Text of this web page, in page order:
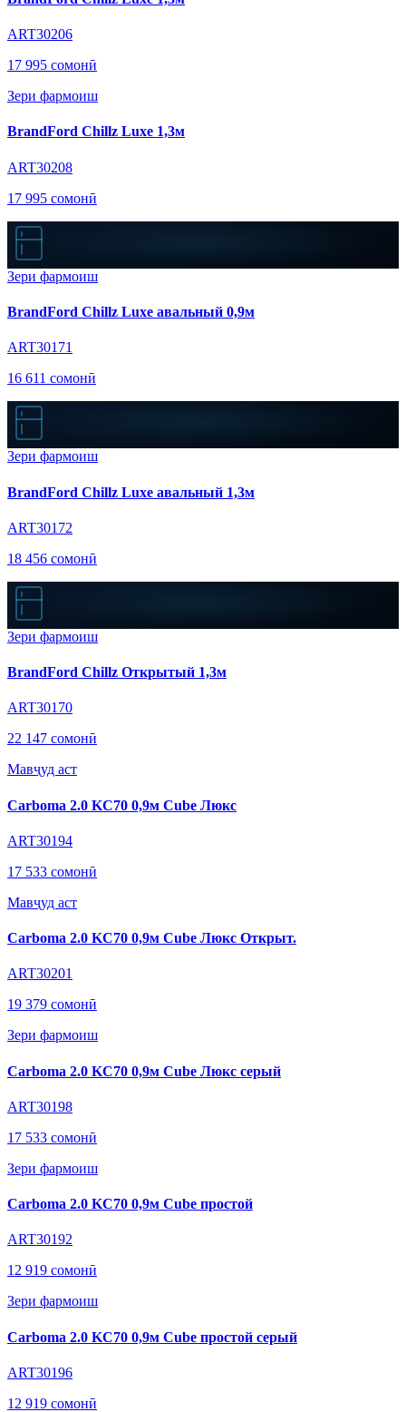
ART30206
17 995 сомонӣ
Зери фармоиш
BrandFord Chillz Luxe 1,3м
ART30208
17 995 сомонӣ
Зери фармоиш
BrandFord Chillz Luxe авальный 0,9м
ART30171
16 611 сомонӣ
Зери фармоиш
BrandFord Chillz Luxe авальный 1,3м
ART30172
18 456 сомонӣ
Зери фармоиш
BrandFord Chillz Открытый 1,3м
ART30170
22 147 сомонӣ
Мавҷуд аст
Carboma 2.0 KC70 0,9м Cube Люкс
ART30194
17 533 сомонӣ
Мавҷуд аст
Carboma 2.0 KC70 0,9м Cube Люкс Открыт.
ART30201
19 379 сомонӣ
Зери фармоиш
Carboma 2.0 KC70 0,9м Cube Люкс серый
ART30198
17 533 сомонӣ
Зери фармоиш
Carboma 2.0 KC70 0,9м Cube простой
ART30192
12 919 сомонӣ
Зери фармоиш
Carboma 2.0 KC70 0,9м Cube простой серый
ART30196
12 919 сомонӣ